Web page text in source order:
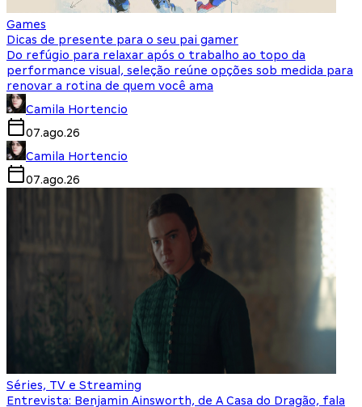
Games
Dicas de presente para o seu pai gamer
Do refúgio para relaxar após o trabalho ao topo da
performance visual, seleção reúne opções sob medida para
renovar a rotina de quem você ama
Camila Hortencio
07.ago.26
Camila Hortencio
07.ago.26
Séries, TV e Streaming
Entrevista: Benjamin Ainsworth, de A Casa do Dragão, fala